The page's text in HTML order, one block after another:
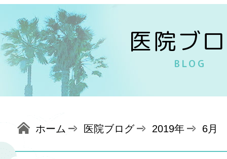
医院ブ
BLOG
ホーム 医院ブログ 2019年 6月